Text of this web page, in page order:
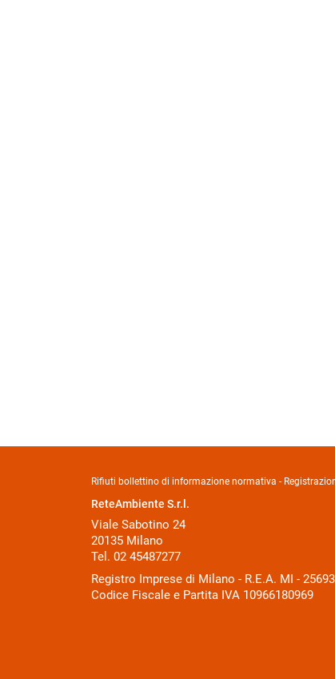
Rifiuti bollettino di informazione normativa -
ReteAmbiente S.r.l.
Viale Sabotino 24
20135 Milano
Tel. 02 45487277
Registro Imprese di Milano - R.E.A. MI -
Codice Fiscale e Partita IVA 10966180969